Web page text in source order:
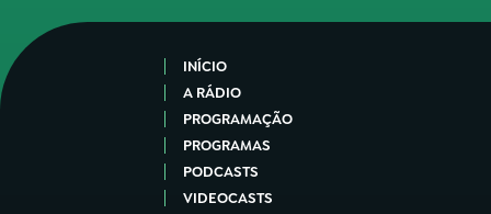
INÍCIO
A RÁDIO
PROGRAMAÇÃO
PROGRAMAS
PODCASTS
VIDEOCASTS